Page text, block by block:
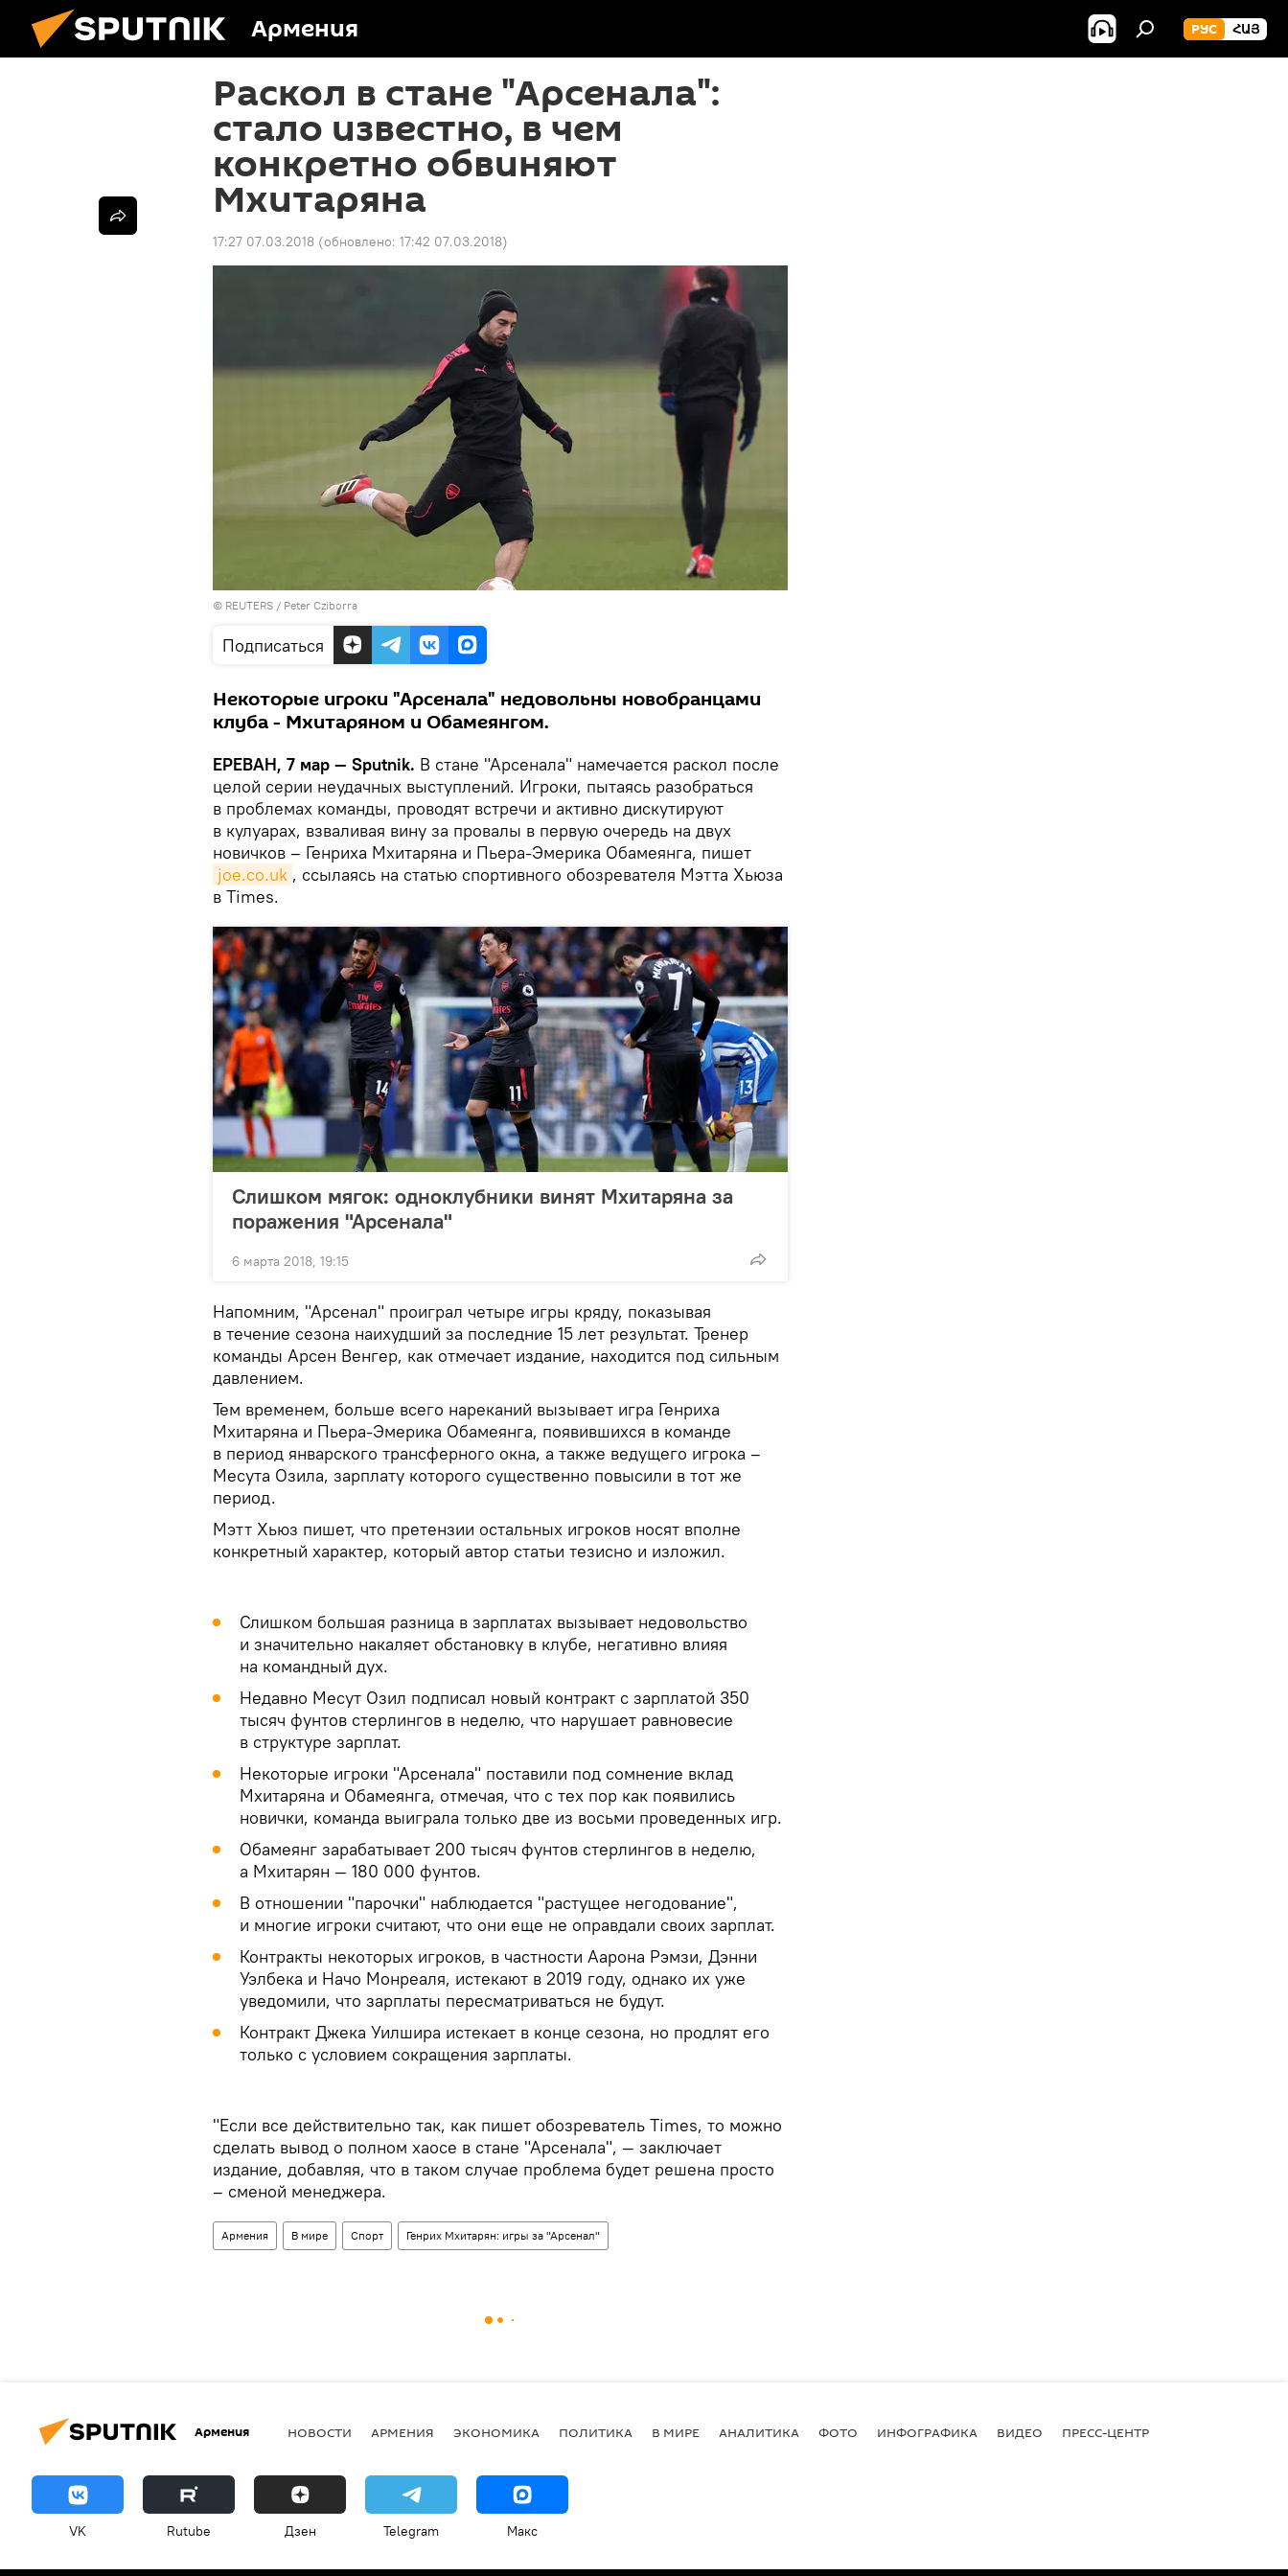
Армения РУС ՀԱՅ
Раскол в стане "Арсенала":
стало известно, в чем
конкретно обвиняют
Мхитаряна
17:27 07.03.2018 (обновлено: 17:42 07.03.2018)
© REUTERS / Peter Cziborra
Подписаться
Некоторые игроки "Арсенала" недовольны новобранцами
клуба - Мхитаряном и Обамеянгом.
ЕРЕВАН, 7 мар — Sputnik. В стане "Арсенала" намечается раскол после
целой серии неудачных выступлений. Игроки, пытаясь разобраться
в проблемах команды, проводят встречи и активно дискутируют
в кулуарах, взваливая вину за провалы в первую очередь на двух
новичков – Генриха Мхитаряна и Пьера-Эмерика Обамеянга, пишет
joe.co.uk , ссылаясь на статью спортивного обозревателя Мэтта Хьюза
в Times.
Слишком мягок: одноклубники винят Мхитаряна за
поражения "Арсенала"
6 марта 2018, 19:15
Напомним, "Арсенал" проиграл четыре игры кряду, показывая
в течение сезона наихудший за последние 15 лет результат. Тренер
команды Арсен Венгер, как отмечает издание, находится под сильным
давлением.
Тем временем, больше всего нареканий вызывает игра Генриха
Мхитаряна и Пьера-Эмерика Обамеянга, появившихся в команде
в период январского трансферного окна, а также ведущего игрока –
Месута Озила, зарплату которого существенно повысили в тот же
период.
Мэтт Хьюз пишет, что претензии остальных игроков носят вполне
конкретный характер, который автор статьи тезисно и изложил.
Слишком большая разница в зарплатах вызывает недовольство
и значительно накаляет обстановку в клубе, негативно влияя
на командный дух.
Недавно Месут Озил подписал новый контракт с зарплатой 350
тысяч фунтов стерлингов в неделю, что нарушает равновесие
в структуре зарплат.
Некоторые игроки "Арсенала" поставили под сомнение вклад
Мхитаряна и Обамеянга, отмечая, что с тех пор как появились
новички, команда выиграла только две из восьми проведенных игр.
Обамеянг зарабатывает 200 тысяч фунтов стерлингов в неделю,
а Мхитарян — 180 000 фунтов.
В отношении "парочки" наблюдается "растущее негодование",
и многие игроки считают, что они еще не оправдали своих зарплат.
Контракты некоторых игроков, в частности Аарона Рэмзи, Дэнни
Уэлбека и Начо Монреаля, истекают в 2019 году, однако их уже
уведомили, что зарплаты пересматриваться не будут.
Контракт Джека Уилшира истекает в конце сезона, но продлят его
только с условием сокращения зарплаты.
"Если все действительно так, как пишет обозреватель Times, то можно
сделать вывод о полном хаосе в стане "Арсенала", — заключает
издание, добавляя, что в таком случае проблема будет решена просто
– сменой менеджера.
Армения В мире Спорт Генрих Мхитарян: игры за "Арсенал"
Армения НОВОСТИ АРМЕНИЯ ЭКОНОМИКА ПОЛИТИКА В МИРЕ АНАЛИТИКА ФОТО ИНФОГРАФИКА ВИДЕО ПРЕСС-ЦЕНТР
VK Rutube Дзен Telegram Макс